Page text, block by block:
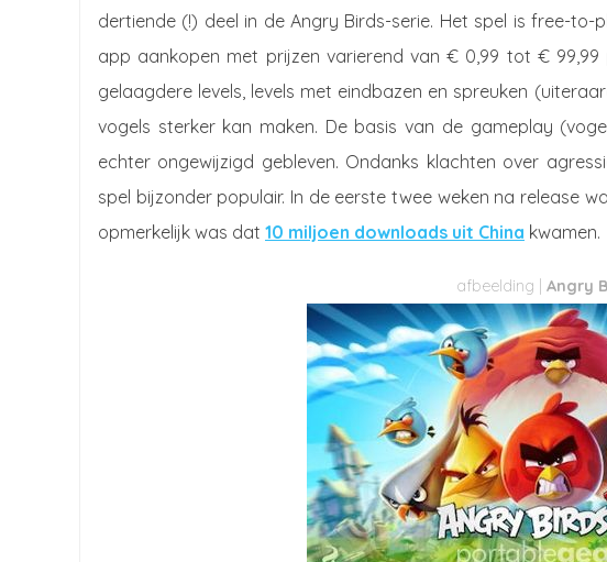
dertiende (!) deel in de Angry Birds-serie. Het spel is free-
app aankopen met prijzen varierend van € 0,99 tot € 99,99
gelaagdere levels, levels met eindbazen en spreuken
vogels sterker kan maken. De basis van de gameplay
echter ongewijzigd gebleven. Ondanks klachten over
spel bijzonder populair. In de eerste twee weken na release
opmerkelijk was dat 10 miljoen downloads uit China kwamen.
Angry